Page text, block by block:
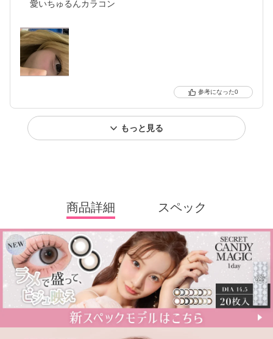
愛いちゅるんカラコン
0
もっと見る
商品詳細 スペック